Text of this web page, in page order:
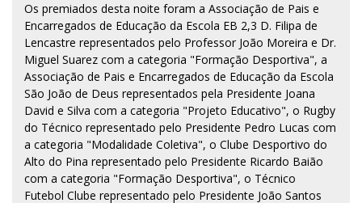
Os premiados desta noite foram a Associação de Pais e
Encarregados de Educação da Escola EB 2,3 D. Filipa de
Lencastre representados pelo Professor João Moreira e Dr.
Miguel Suarez com a categoria "Formação Desportiva", a
Associação de Pais e Encarregados de Educação da Escola
São João de Deus representados pela Presidente Joana
David e Silva com a categoria "Projeto Educativo", o Rugby
do Técnico representado pelo Presidente Pedro Lucas com
a categoria "Modalidade Coletiva", o Clube Desportivo do
Alto do Pina representado pelo Presidente Ricardo Baião
com a categoria "Formação Desportiva", o Técnico
Futebol Clube representado pelo Presidente João Santos